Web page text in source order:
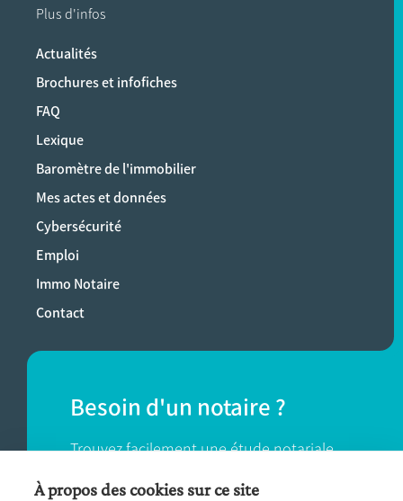
Plus d'infos
Actualités
Brochures et infofiches
FAQ
Lexique
Baromètre de l'immobilier
Mes actes et données
Cybersécurité
Emploi
Immo Notaire
Contact
Besoin d'un notaire ?
Trouvez facilement une étude notariale
près de chez vous.
À propos des cookies sur ce site